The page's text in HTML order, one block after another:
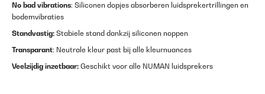
No bad vibrations: Siliconen dopjes absorberen luidsprekertrillingen en
bodemvibraties
Standvastig: Stabiele stand dankzij siliconen noppen
Transparant: Neutrale kleur past bij alle kleurnuances
Veelzijdig inzetbaar: Geschikt voor alle NUMAN luidsprekers